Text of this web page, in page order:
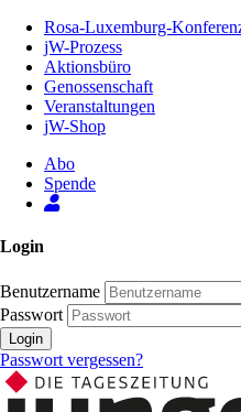
Inhalt
Seite
Rosa-Luxemburg-
jW-Prozess
Aktionsbüro
Genossenschaft
Veranstaltungen
jW-Shop
Abo
Spende
Login
Benutzername
Passwort
Login
Passwort vergessen?